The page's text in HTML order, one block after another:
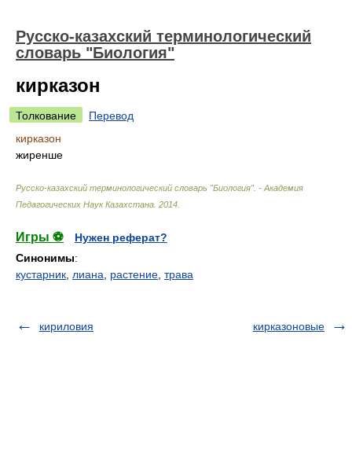
Русско-казахский терминологический
словарь "Биология"
кирказон
Толкование
Перевод
кирказон
жиренше
Русско-казахский терминологический словарь "Биология". - Академия
Педагогических Наук Казахстана 2014
Игры ⚽
Нужен реферат?
Синонимы:
кустарник лиана растение трава
кириловия кирказоновые